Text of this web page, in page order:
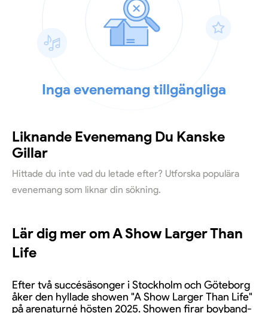
Inga evenemang tillgängliga
Liknande Evenemang Du Kanske
Gillar
Hittade du inte vad du letade efter? Utforska populära
evenemang som liknar din sökning.
Lär dig mer om A Show Larger Than
Life
Efter två succésäsonger i Stockholm och Göteborg
åker den hyllade showen "A Show Larger Than Life"
på arenaturné hösten 2025. Showen firar boyband-